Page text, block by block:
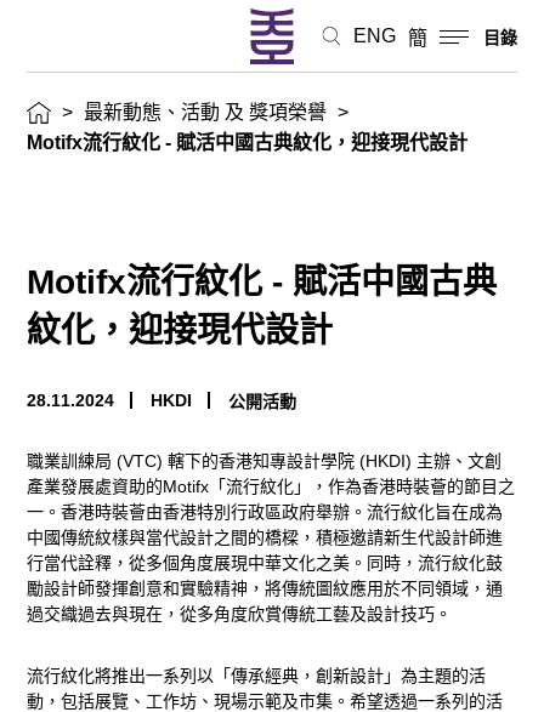
ENG 簡 目錄
紋
化，
現
代
設
計
最
新
動
態、
> 最新動態、活動 及 獎項榮譽 >
Motifx流行紋化 - 賦活中國古典紋化，迎接現代設計
Motifx流行紋化 - 賦活中國古典
紋化，迎接現代設計
28.11.2024 HKDI 公開活動
職業訓練局 (VTC)轄下的香港知專設計學院 (HKDI) 主辦、文創
產業發展處資助的Motifx 「流行紋化」，作為香港時裝薈的節目之
一。香港時裝薈由香港特別行政區政府舉辦。流行紋化旨在成為
中國傳統紋樣與當代設計之間的橋樑，積極邀請新生代設計師進
行當代詮釋，從多個角度展現中華文化之美。同時，流行紋化鼓
勵設計師發揮創意和實驗精神，將傳統圖紋應用於不同領域，通
過交織過去與現在，從多角度欣賞傳統工藝及設計技巧。
流行紋化將推出一系列以「傳承經典，創新設計」為主題的活
動，包括展覽、工作坊、現場示範及市集。希望透過一系列的活